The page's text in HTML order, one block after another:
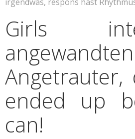
Girls
angewandten
Angetrauter,
ended up
can!